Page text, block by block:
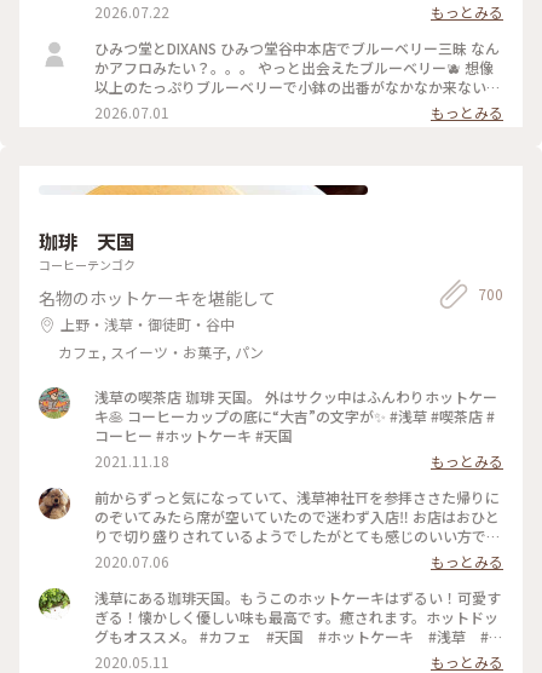
2026.07.22
もっとみる
ひみつ堂とDIXANS ひみつ堂谷中本店でブルーベリー三昧 なん
かアフロみたい？。。。 やっと出会えたブルーベリー🫐 想像
以上のたっぷりブルーベリーで小鉢の出番がなかなか来ない
何粒のブルーベリー使ってるんだろ ひみつのガールズパワー
毎日お疲れ様様です！ 魔夏営業スタートなのでいっぱい通い
2026.07.01 もっとみる
珈琲 天国
コーヒーテンゴク
名物のホットケーキを堪能して
上野・浅草・御徒町・谷中
カフェ, スイーツ・お菓子, パン
700
浅草の喫茶店 珈琲 天国。 外はサクッ中はふんわりホットケー
キ🥞 コーヒーカップの底に“大吉”の文字が✨ #浅草 #喫茶店 #
コーヒー #ホットケーキ #天国
2021.11.18
もっとみる
前からずっと気になっていて、浅草神社⛩を参拝ささた帰りに
のぞいてみたら席が空いていたので迷わず入店‼️ お店はおひと
りで切り盛りされているようでしたがとても感じのいい方で、
ホットケーキ🥞は昔ながらの素朴なかんじがコーヒー☕️によく
合って美味しかった😆💕
2020.07.06
もっとみる
浅草にある珈琲天国。もうこのホットケーキはずるい！可愛す
ぎる！懐かしく優しい味も最高です。癒されます。ホットドッ
グもオススメ。 #カフェ #天国 #ホットケーキ #浅草 #東
京
2020.05.11 もっとみる